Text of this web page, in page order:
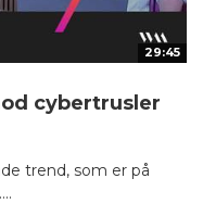
29:45
cybertrusler
trend, som er på